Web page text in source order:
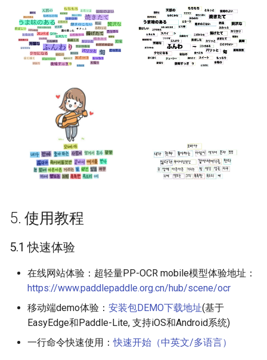
5. 使用教程
5.1 快速体验
在线网站体验：超轻量PP-OCR mobile模型体验地址：
https://www.paddlepaddle.org.cn/hub/scene/ocr
移动端demo体验： 安装包DEMO下载地址(基于
EasyEdge和Paddle-Lite, 支持iOS和Android系统)
一行命令快速使用：快速开始（中英文/多语言）